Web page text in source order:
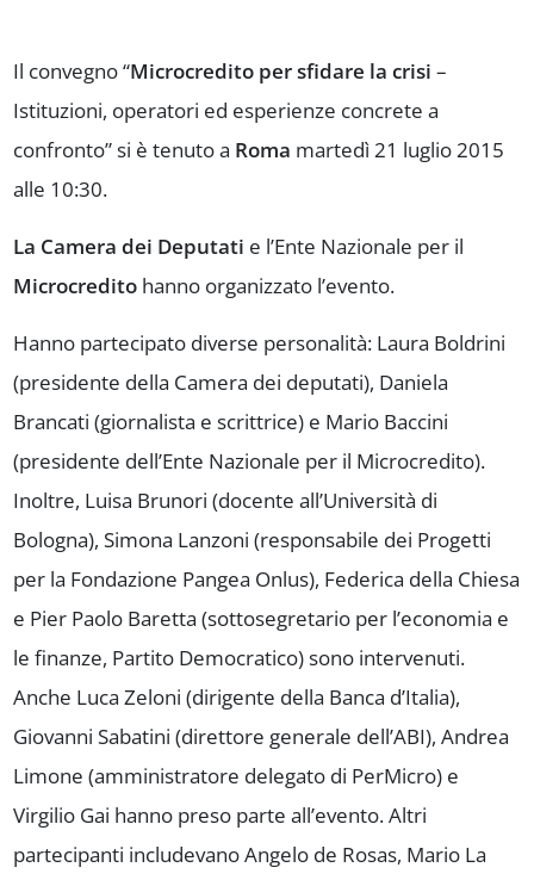
Il convegno “Microcredito per sfidare la crisi –
Istituzioni, operatori ed esperienze concrete a
confronto” si è tenuto a Roma martedì 21 luglio 2015
alle 10:30.
La Camera dei Deputati e l’Ente Nazionale per il
Microcredito hanno organizzato l’evento.
Hanno partecipato diverse personalità: Laura Boldrini
(presidente della Camera dei deputati), Daniela
Brancati (giornalista e scrittrice) e Mario Baccini
(presidente dell’Ente Nazionale per il Microcredito).
Inoltre, Luisa Brunori (docente all’Università di
Bologna), Simona Lanzoni (responsabile dei Progetti
per la Fondazione Pangea Onlus), Federica della Chiesa
e Pier Paolo Baretta (sottosegretario per l’economia e
le finanze, Partito Democratico) sono intervenuti.
Anche Luca Zeloni (dirigente della Banca d’Italia),
Giovanni Sabatini (direttore generale dell’ABI), Andrea
Limone (amministratore delegato di PerMicro) e
Virgilio Gai hanno preso parte all’evento. Altri
partecipanti includevano Angelo de Rosas, Mario La